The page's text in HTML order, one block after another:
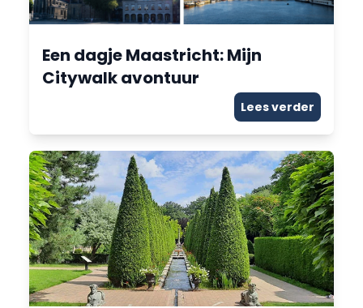
Een dagje Maastricht: Mijn
Citywalk avontuur
Lees verder